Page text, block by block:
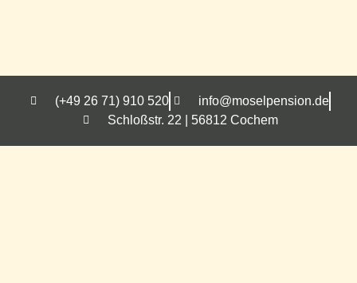
(+49 26 71) 910 520
info@moselpension.de
Schloßstr. 22 | 56812 Cochem